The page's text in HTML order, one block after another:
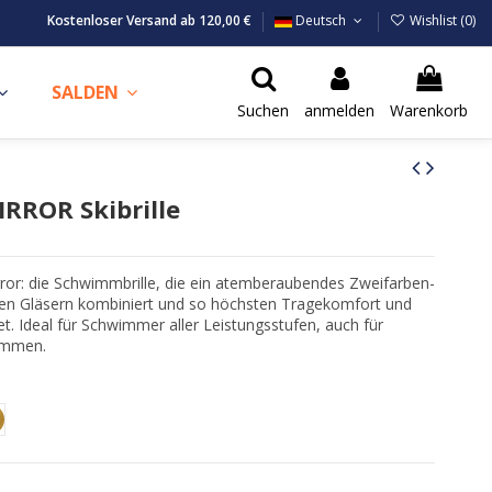
Kostenloser Versand ab 120,00 € Deutsch Wishlist (0)
SALDEN
Suchen anmelden Warenkorb
Skibrille
die Schwimmbrille, die ein atemberaubendes Zweifarben-
Gläsern kombiniert und so höchsten Tragekomfort und
Ideal für Schwimmer aller Leistungsstufen, auch für
Nero